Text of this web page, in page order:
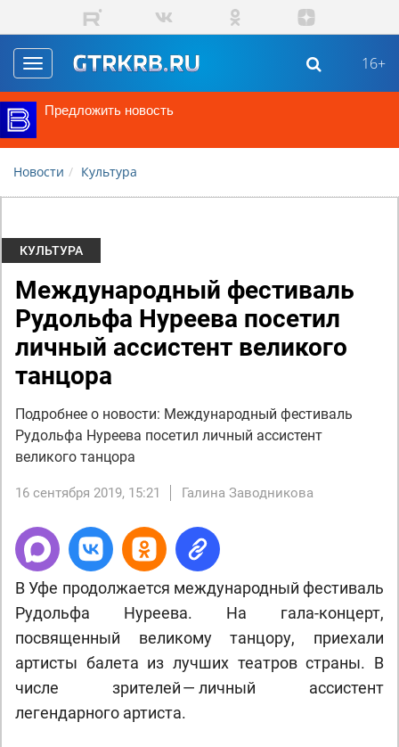
Перейти к основному содержанию
Toggle
navigation
16+
Предложить новость
Новости Культура
КУЛЬТУРА
Международный фестиваль
Рудольфа Нуреева посетил
личный ассистент великого
танцора
Подробнее о новости: Международный фестиваль
Рудольфа Нуреева посетил личный ассистент
великого танцора
16 сентября 2019, 15:21 Галина Заводникова
В Уфе продолжается международный фестиваль
Рудольфа Нуреева. На гала-концерт,
посвященный великому танцору, приехали
артисты балета из лучших театров страны. В
числе зрителей — личный ассистент
легендарного артиста.